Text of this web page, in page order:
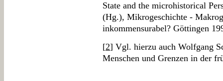
State and the microhistorical
(Hg.), Mikrogeschichte -
inkommensurabel? Göttingen
[2] Vgl. hierzu auch Wolfgang
Menschen und Grenzen in der